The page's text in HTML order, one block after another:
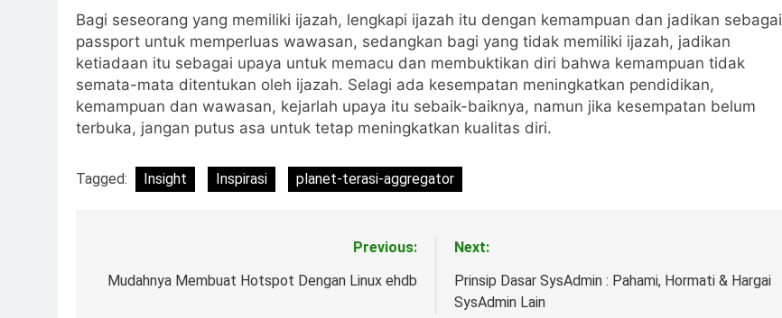
Bagi seseorang yang memiliki ijazah, lengkapi ijazah itu dengan kemampuan dan jadikan sebagai
passport untuk memperluas wawasan, sedangkan bagi yang tidak memiliki ijazah, jadikan
ketiadaan itu sebagai upaya untuk memacu dan membuktikan diri bahwa kemampuan tidak
semata-mata ditentukan oleh ijazah. Selagi ada kesempatan meningkatkan pendidikan,
kemampuan dan wawasan, kejarlah upaya itu sebaik-baiknya, namun jika kesempatan belum
terbuka, jangan putus asa untuk tetap meningkatkan kualitas diri.
Tagged: Insight Inspirasi planet-terasi-aggregator
navigation
Previous:
Mudahnya Membuat Hotspot Dengan Linux ehdb
Next:
Prinsip Dasar SysAdmin : Pahami, Hormati & Hargai
SysAdmin Lain